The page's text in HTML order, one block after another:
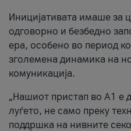
Иницијативата имаше за
одговорно и безбедно
ера, особено во период
зголемена динамика на
комуникација.
„Нашиот пристап во А1 е
луѓето, не само преку
поддршка на нивните